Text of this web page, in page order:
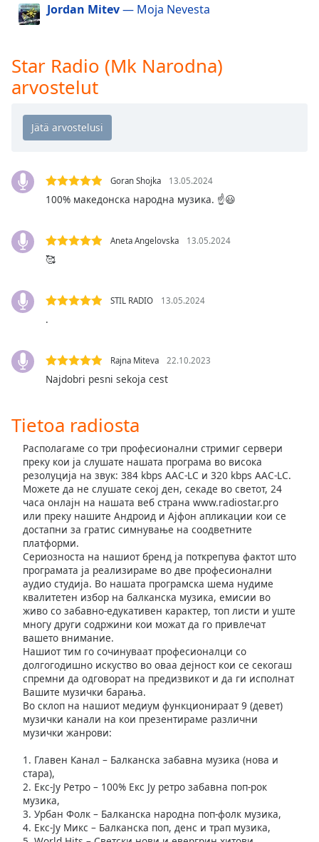
window.
Color
Color
Background
Color
Opacity
Edge
Style
Font
Family
Reset
Done
Close
Modal
Dialog
dialog
window.
Jordan Mitev— Moja Nevesta
Star Radio (Mk Narodna)
arvostelut
Goran Shojka 13.05.2024
100% македонска народна музика. ☝️😃
Aneta Angelovska 13.05.2024
🥰
STIL RADIO 13.05.2024
.
Rajna Miteva 22.10.2023
Najdobri pesni sekoja cest
Tietoa radiosta
Располагаме со три професионални стримиг сервери
преку кои ја слушате нашата програма во висока
резолуција на звук: 384 kbps AAC-LC и 320 kbps AAC-LC.
Можете да не слушате секој ден, секаде во светот, 24
часа онлајн на нашата веб страна www.radiostar.pro
или преку нашите Андроид и Ајфон апликации кои се
достапни за гратис симнување на соодветните
платформи.
Сериозноста на нашиот бренд ја поткрепува фактот што
програмата ја реализираме во две професионални
аудио студија. Во нашата програмска шема нудиме
квалитетен избор на балканска музика, емисии во
живо со забавно-едукативен карактер, топ листи и уште
многу други содржини кои можат да го привлечат
вашето внимание.
Нашиот тим го сочинуваат професионалци со
долгогодишно искуство во оваа дејност кои се секогаш
спремни да одговорат на предизвикот и да ги исполнат
Вашите музички барања.
Во склоп на нашиот медиум функционираат 9 (девет)
музички канали на кои презентираме различни
музички жанрови:
1. Главен Канал – Балканска забавна музика (нова и
стара),
2. Екс-Ју Ретро – 100% Екс Ју ретро забавна поп-рок
музика,
3. Урбан Фолк – Балканска народна поп-фолк музика,
4. Екс-Ју Микс – Балканска поп, денс и трап музика,